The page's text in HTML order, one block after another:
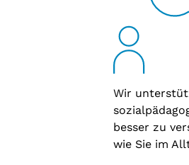
Wir
besser zu
wie Sie im